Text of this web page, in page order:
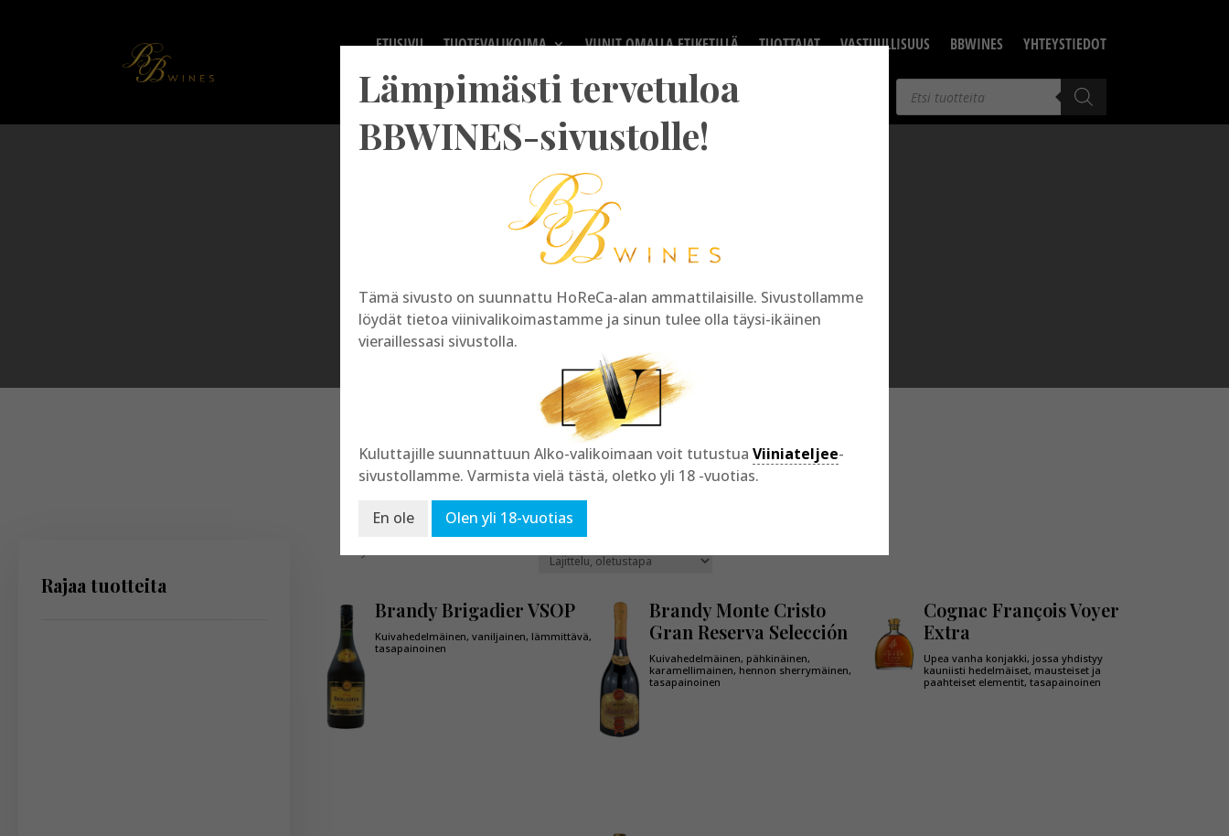
ETUSIVU TUOTEVALIKOIMA VIINIT OMALLA ETIKETILLÄ TUOTTAJAT VASTUULLISUUS BBWINES YHTEYSTIEDOT
Products
search
Tuotevalikoimamme
search
Rajaa tuotteita
Brandy Brigadier VSOP
Kuivahedelmäinen, vaniljainen, lämmittävä,
tasapainoinen
Brandy Monte Cristo
Gran Reserva Selección
Kuivahedelmäinen, pähkinäinen,
karamellimainen, hennon sherrymäinen,
tasapainoinen
Cognac François Voyer
Extra
Upea vanha konjakki, jossa yhdistyy
kauniisti hedelmäiset, mausteiset ja
paahteiset elementit, tasapainoinen
Lämpimästi tervetuloa
BBWINES-sivustolle!
Tämä sivusto on suunnattu HoReCa-alan ammattilaisille. Sivustollamme
löydät tietoa viinivalikoimastamme ja sinun tulee olla täysi-ikäinen
vieraillessasi sivustolla.
Kuluttajille suunnattuun Alko-valikoimaan voit tutustua Viiniateljee-
sivustollamme. Varmista vielä tästä, oletko yli 18 -vuotias.
En ole Olen yli 18-vuotias